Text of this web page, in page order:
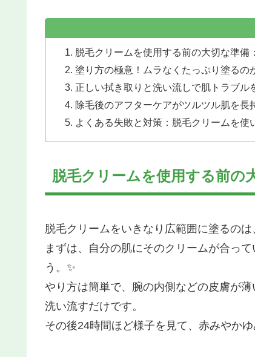
脱毛クリームを使用する前の大切な準備
塗り方の極意！ムラなくたっぷり塗るの
正しい拭き取りと洗い流しで肌トラブル
除毛後のアフターケアがツルツル肌を長
よくある失敗と対策：脱毛クリームを使
脱毛クリームを使用する前の
脱毛クリームをいきなり広範囲に塗るのは
まずは、自分の肌にそのクリームが合っ
う。✨
やり方は簡単で、腕の内側などの皮膚が
洗い流すだけです。
その後24時間ほど様子を見て、赤みやか